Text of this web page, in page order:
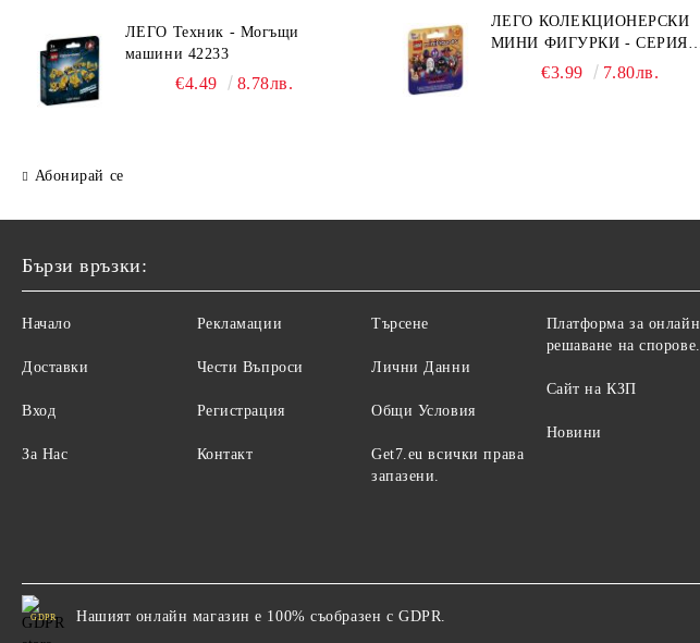
ЛЕГО Техник - Могъщи
машини 42233
€4.49 8.78лв.
Абонирай се
ЛЕГО КОЛЕКЦИОНЕРСКИ
МИНИ ФИГУРКИ - СЕРИЯ
СПАЙДЪР-МЕН: ПРЕЗ
€3.99 7.80лв.
Бързи връзки:
Начало
Доставки
Вход
За Нас
Рекламации
Чести Въпроси
Регистрация
Контакт
Търсене
Лични Данни
Общи Условия
Get7.eu всички права
запазени.
Платформа за онлайн
решаване на спорове.
Сайт на КЗП
Новини
GDPR Нашият онлайн магазин е 100% съобразен с GDPR.